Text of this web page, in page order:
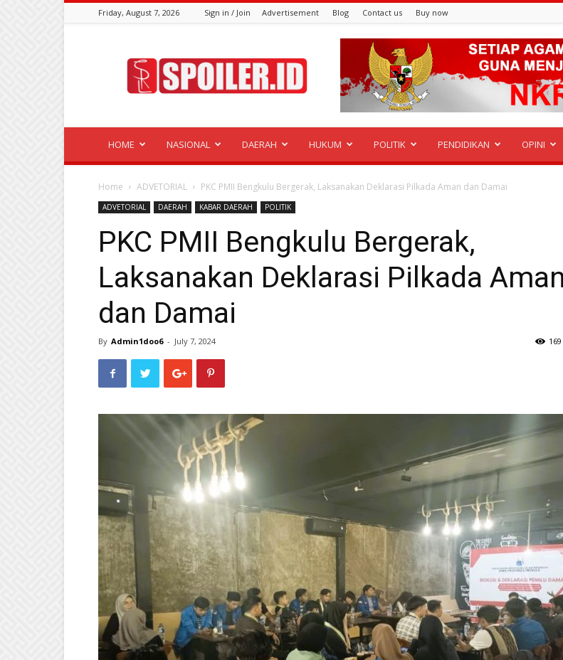
Friday, August 7, 2026 Sign in / Join Advertisement Blog Contact us Buy now
HOME NASIONAL DAERAH HUKUM POLITIK PENDIDIKAN OPINI
Home ADVETORIAL PKC PMII Bengkulu Bergerak, Laksanakan Deklarasi Pilkada Aman dan Damai
ADVETORIAL DAERAH KABAR DAERAH POLITIK
PKC PMII Bengkulu Bergerak,
Laksanakan Deklarasi Pilkada Aman
dan Damai
By Admin1doo6 - July 7, 2024 169